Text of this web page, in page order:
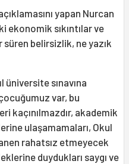
yapan Nurcan
ekonomik sıkıntılar ve
süren belirsizlik, ne yazık
üniversite sınavına
var, bu
kaçınılmazdır, akademik
ulaşamamaları, Okul
rahatsız etmeyecek
duydukları saygı ve